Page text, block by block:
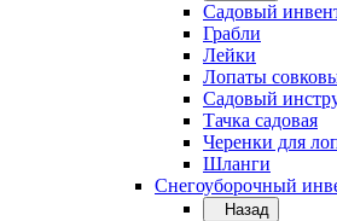
Садовый
Грабли
Лейки
Лопаты
Садовый
Тачка садовая
Черенки для
Шланги
Снегоуборочный
Назад